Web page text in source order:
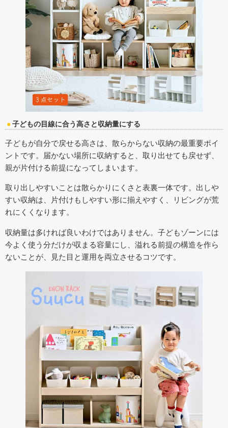
子どもの目線に合う高さと収納量にする
子どもが自分で戻せる高さは、散らからない収納の最重要ポイ
ントです。届かない場所に収納すると、取り出せても戻せず、
親が片付ける前提になってしまいます。
取り出しやすいことは散らかりにくさと表裏一体です。出しや
すい収納は、片付けもしやすい形に揃えやすく、リビングが荒
れにくくなります。
収納量は多ければ良いわけではありません。子どもゾーンには
今よく使う分だけが収まる容量にし、溢れる前提の構造を作ら
ないことが、見た目と運用を両立させるコツです。